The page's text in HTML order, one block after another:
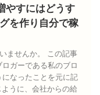
やすにはどうす
を作り自分で稼
ませんか。 この記事
ガーである私のブロ
なったことを元に記
うに、会社からの給